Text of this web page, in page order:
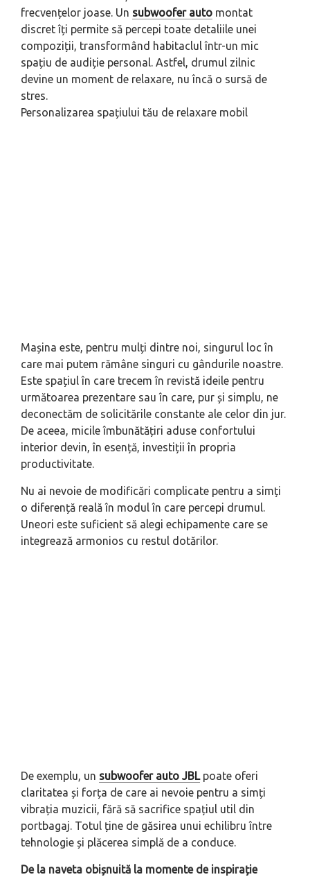
frecvențelor joase. Un subwoofer auto montat
discret îți permite să percepi toate detaliile unei
compoziții, transformând habitaclul într-un mic
spațiu de audiție personal. Astfel, drumul zilnic
devine un moment de relaxare, nu încă o sursă de
stres.
Personalizarea spațiului tău de relaxare mobil
Mașina este, pentru mulți dintre noi, singurul loc în
care mai putem rămâne singuri cu gândurile noastre.
Este spațiul în care trecem în revistă ideile pentru
următoarea prezentare sau în care, pur și simplu, ne
deconectăm de solicitările constante ale celor din jur.
De aceea, micile îmbunătățiri aduse confortului
interior devin, în esență, investiții în propria
productivitate.
Nu ai nevoie de modificări complicate pentru a simți
o diferență reală în modul în care percepi drumul.
Uneori este suficient să alegi echipamente care se
integrează armonios cu restul dotărilor.
De exemplu, un subwoofer auto JBLpoate oferi
claritatea și forța de care ai nevoie pentru a simți
vibrația muzicii, fără să sacrifice spațiul util din
portbagaj. Totul ține de găsirea unui echilibru între
tehnologie și plăcerea simplă de a conduce.
De la naveta obișnuită la momente de inspirație